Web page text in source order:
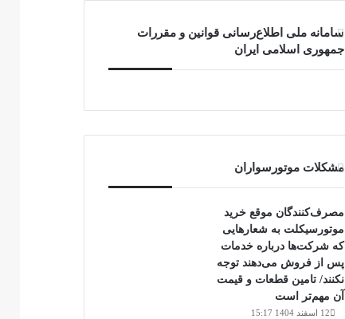
سامانه ملی اطلاع‌رسانی قوانین و مقررات
جمهوری اسلامی ایران
مشکلات موتورسواران
مصرف‌کنندگان موقع خرید
موتورسیکلت به شعارهایی
که شرکت‌ها درباره خدمات
پس از فروش می‌دهند توجه
نکنند/ تامین قطعات و قیمت
آن مهم‌تر است
12 اسفند 1404 15:17